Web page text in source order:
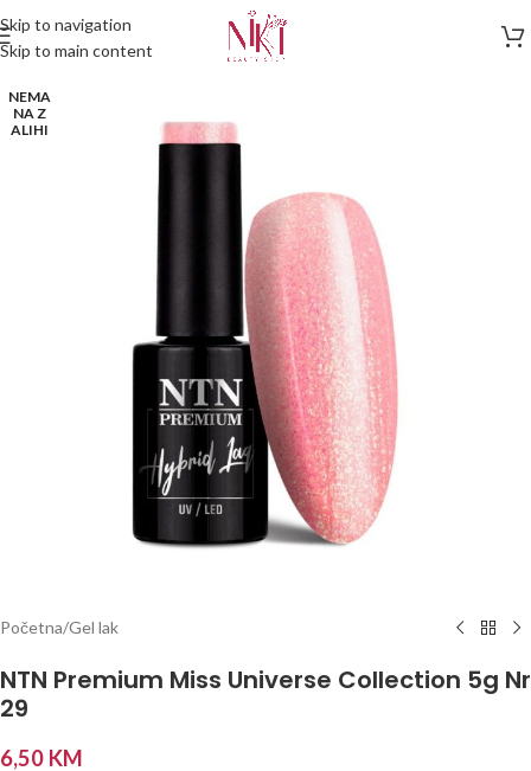
Skip to navigation
Skip to main content
NEMA
NA Z
ALIHI
Početna/Gel lak
NTN Premium Miss Universe Collection 5g Nr
29
6,50 KM